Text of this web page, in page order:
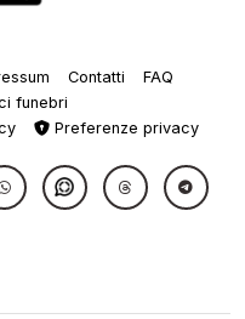
Contatti
FAQ
funebri
Preferenze privacy